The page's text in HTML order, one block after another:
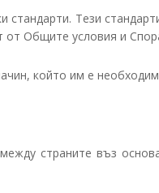
Тези
от Общите условия и
който им е
страните въз